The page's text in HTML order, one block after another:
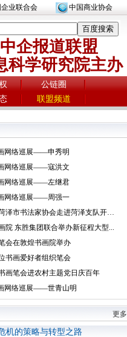
业联合会 中国商业协会
中企报道联盟
科学研究院主办
公链圈
联盟频道
网络巡展——申秀明
网络巡展——寇洪文
网络巡展——左继君
网络巡展——周强一
挥墨颂消防，菏泽市书法家协会走进菏泽支队开展...
院 东胜集团联合举办新征程大型...
会在敦煌书画院举办
书画爱好者组织笔会
画笔会进农村主题党日庆百年
网络巡展——世青山明
更多
机的策略与转型之路